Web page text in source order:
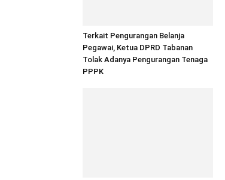
Terkait Pengurangan Belanja
Pegawai, Ketua DPRD Tabanan
Tolak Adanya Pengurangan Tenaga
PPPK